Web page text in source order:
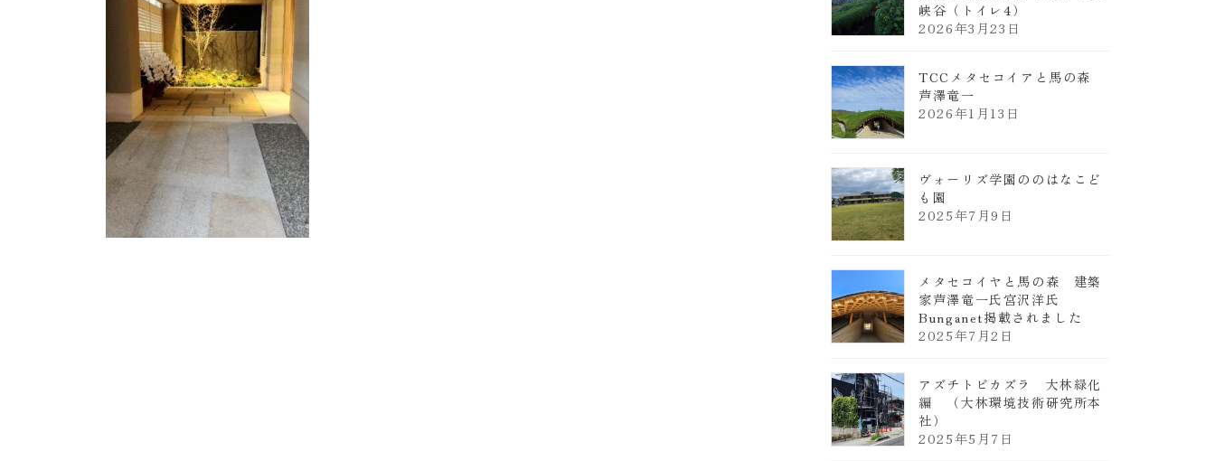
:
峡谷（トイレ4）
2026年3月23日
TCCメタセコイアと馬の森
芦澤竜一
2026年1月13日
ヴォーリズ学園ののはなこど
も園
2025年7月9日
メタセコイヤと馬の森 建築
家芦澤竜一氏宮沢洋氏
Bunganet掲載されました
2025年7月2日
アズチトビカズラ 大林緑化
編 （大林環境技術研究所本
社）
2025年5月7日